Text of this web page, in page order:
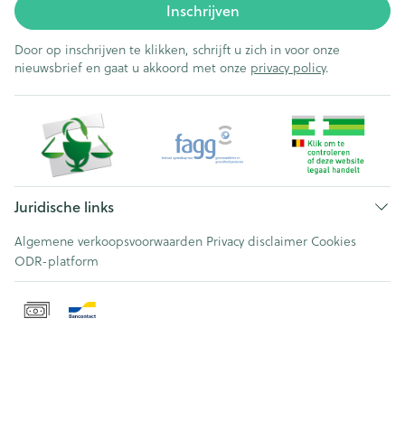
Inschrijven
Door op inschrijven te klikken, schrijft u zich in voor onze
nieuwsbrief en gaat u akkoord met onze privacy policy.
Juridische links
Algemene verkoopsvoorwaarden Privacy disclaimer Cookies
ODR-platform